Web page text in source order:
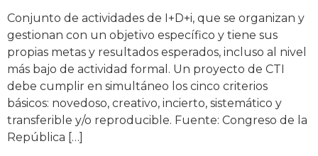
Conjunto de actividades de I+D+i, que se organizan y
gestionan con un objetivo específico y tiene sus
propias metas y resultados esperados, incluso al nivel
más bajo de actividad formal. Un proyecto de CTI
debe cumplir en simultáneo los cinco criterios
básicos: novedoso, creativo, incierto, sistemático y
transferible y/o reproducible. Fuente: Congreso de la
República […]